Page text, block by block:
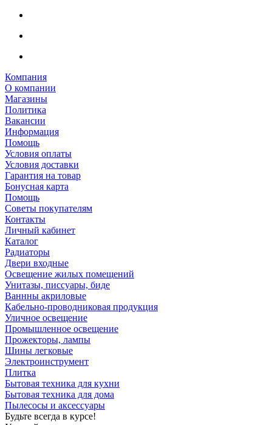
Компания
О компании
Магазины
Политика
Вакансии
Информация
Помощь
Условия оплаты
Условия доставки
Гарантия на товар
Бонусная карта
Помощь
Советы покупателям
Контакты
Личный кабинет
Каталог
Радиаторы
Двери входные
Освещение жилых помещений
Унитазы, писсуары, биде
Ваннны акриловые
Кабельно-проводниковая продукция
Уличное освещение
Промышленное освещение
Прожекторы, лампы
Шины легковые
Электроинструмент
Плитка
Бытовая техника для кухни
Бытовая техника для дома
Пылесосы и аксессуары
Будьте всегда в курсе!